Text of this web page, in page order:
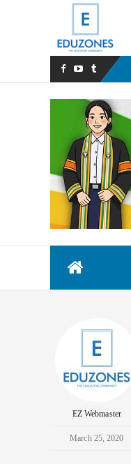
EZ Webmaster
March 25, 2020